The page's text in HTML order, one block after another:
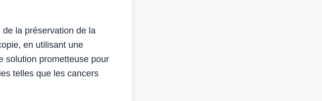
la préservation de la
en utilisant une
solution prometteuse pour
telles que les cancers